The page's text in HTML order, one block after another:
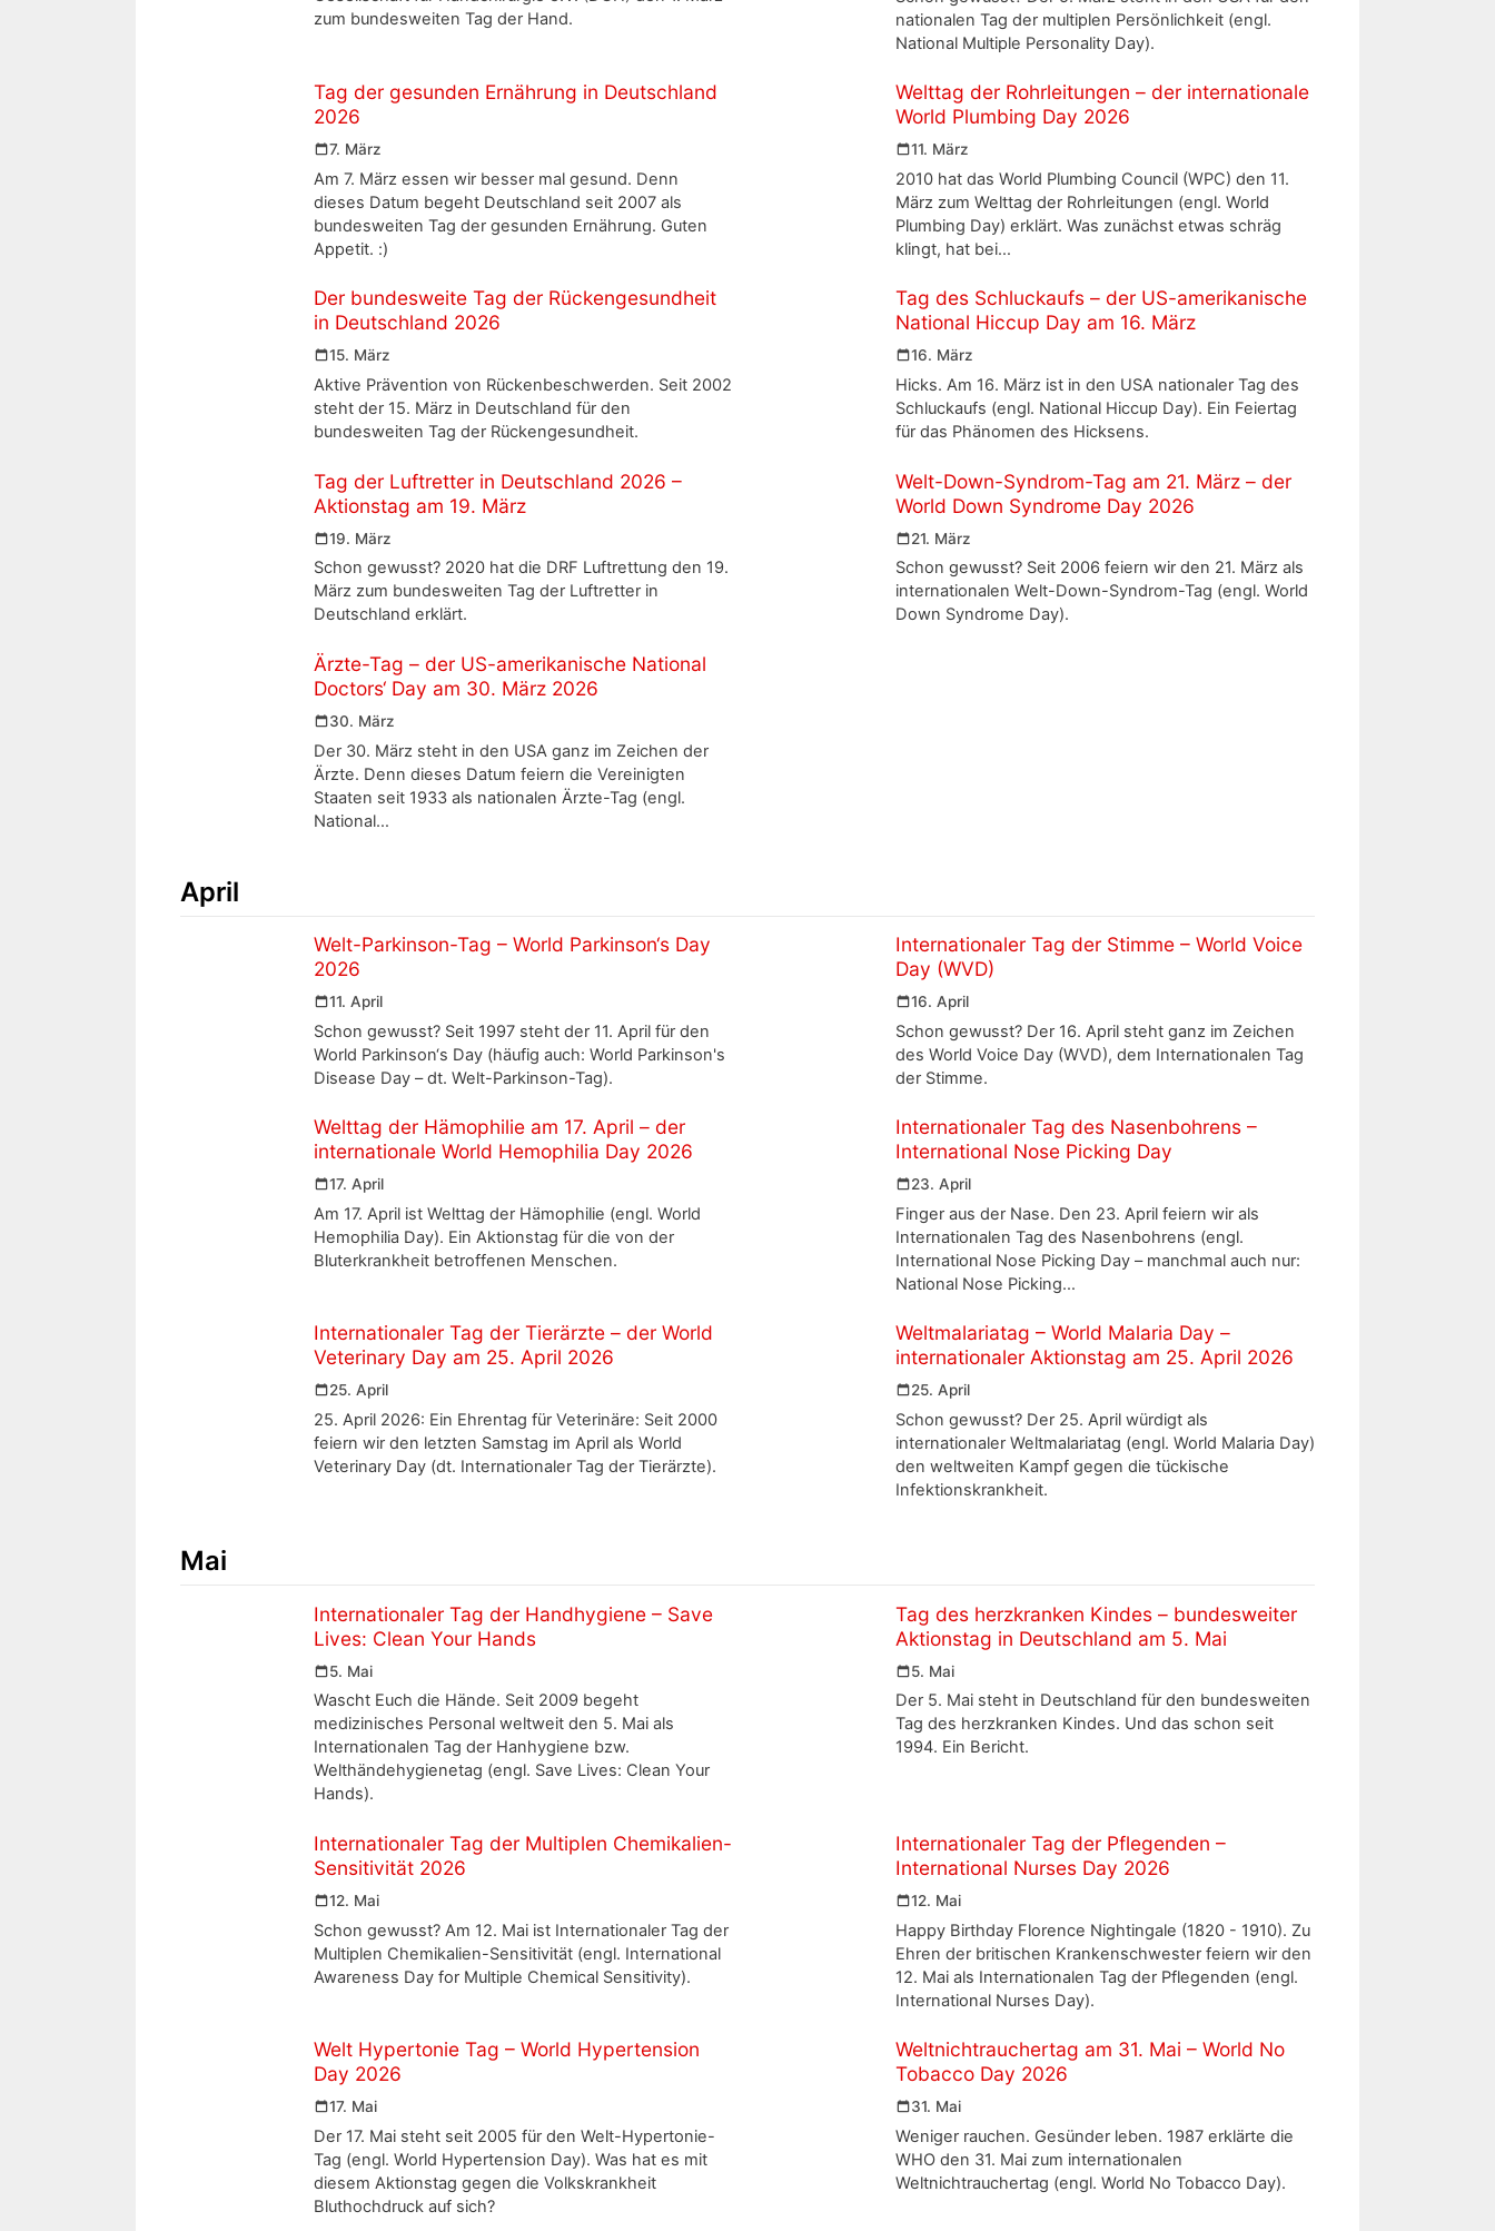
zum bundesweiten Tag der Hand.
nationalen Tag der multiplen Persönlichkeit (engl.
National Multiple Personality Day).
Tag der gesunden Ernährung in Deutschland
2026
7. März
Am 7. März essen wir besser mal gesund. Denn
dieses Datum begeht Deutschland seit 2007 als
bundesweiten Tag der gesunden Ernährung. Guten
Appetit. :)
Welttag der Rohrleitungen – der internationale
World Plumbing Day 2026
11. März
2010 hat das World Plumbing Council (WPC) den 11.
März zum Welttag der Rohrleitungen (engl. World
Plumbing Day) erklärt. Was zunächst etwas schräg
klingt, hat bei…
Der bundesweite Tag der Rückengesundheit
in Deutschland 2026
15. März
Aktive Prävention von Rückenbeschwerden. Seit 2002
steht der 15. März in Deutschland für den
bundesweiten Tag der Rückengesundheit.
Tag des Schluckaufs – der US-amerikanische
National Hiccup Day am 16. März
16. März
Hicks. Am 16. März ist in den USA nationaler Tag des
Schluckaufs (engl. National Hiccup Day). Ein Feiertag
für das Phänomen des Hicksens.
Tag der Luftretter in Deutschland 2026 –
Aktionstag am 19. März
19. März
Schon gewusst? 2020 hat die DRF Luftrettung den 19.
März zum bundesweiten Tag der Luftretter in
Deutschland erklärt.
Welt-Down-Syndrom-Tag am 21. März – der
World Down Syndrome Day 2026
21. März
Schon gewusst? Seit 2006 feiern wir den 21. März als
internationalen Welt-Down-Syndrom-Tag (engl. World
Down Syndrome Day).
Ärzte-Tag – der US-amerikanische National
Doctors‘ Day am 30. März 2026
30. März
Der 30. März steht in den USA ganz im Zeichen der
Ärzte. Denn dieses Datum feiern die Vereinigten
Staaten seit 1933 als nationalen Ärzte-Tag (engl.
National…
April
Welt-Parkinson-Tag – World Parkinson‘s Day
2026
11. April
Schon gewusst? Seit 1997 steht der 11. April für den
World Parkinson‘s Day (häufig auch: World Parkinson's
Disease Day – dt. Welt-Parkinson-Tag).
Internationaler Tag der Stimme – World Voice
Day (WVD)
16. April
Schon gewusst? Der 16. April steht ganz im Zeichen
des World Voice Day (WVD), dem Internationalen Tag
der Stimme.
Welttag der Hämophilie am 17. April – der
internationale World Hemophilia Day 2026
17. April
Am 17. April ist Welttag der Hämophilie (engl. World
Hemophilia Day). Ein Aktionstag für die von der
Bluterkrankheit betroffenen Menschen.
Internationaler Tag des Nasenbohrens –
International Nose Picking Day
23. April
Finger aus der Nase. Den 23. April feiern wir als
Internationalen Tag des Nasenbohrens (engl.
International Nose Picking Day – manchmal auch nur:
National Nose Picking…
Internationaler Tag der Tierärzte – der World
Veterinary Day am 25. April 2026
25. April
25. April 2026: Ein Ehrentag für Veterinäre: Seit 2000
feiern wir den letzten Samstag im April als World
Veterinary Day (dt. Internationaler Tag der Tierärzte).
Weltmalariatag – World Malaria Day –
internationaler Aktionstag am 25. April 2026
25. April
Schon gewusst? Der 25. April würdigt als
internationaler Weltmalariatag (engl. World Malaria Day)
den weltweiten Kampf gegen die tückische
Infektionskrankheit.
Mai
Internationaler Tag der Handhygiene – Save
Lives: Clean Your Hands
5. Mai
Wascht Euch die Hände. Seit 2009 begeht
medizinisches Personal weltweit den 5. Mai als
Internationalen Tag der Hanhygiene bzw.
Welthändehygienetag (engl. Save Lives: Clean Your
Hands).
Tag des herzkranken Kindes – bundesweiter
Aktionstag in Deutschland am 5. Mai
5. Mai
Der 5. Mai steht in Deutschland für den bundesweiten
Tag des herzkranken Kindes. Und das schon seit
1994. Ein Bericht.
Internationaler Tag der Multiplen Chemikalien-
Sensitivität 2026
12. Mai
Schon gewusst? Am 12. Mai ist Internationaler Tag der
Multiplen Chemikalien-Sensitivität (engl. International
Awareness Day for Multiple Chemical Sensitivity).
Internationaler Tag der Pflegenden –
International Nurses Day 2026
12. Mai
Happy Birthday Florence Nightingale (1820 - 1910). Zu
Ehren der britischen Krankenschwester feiern wir den
12. Mai als Internationalen Tag der Pflegenden (engl.
International Nurses Day).
Welt Hypertonie Tag – World Hypertension
Day 2026
17. Mai
Der 17. Mai steht seit 2005 für den Welt-Hypertonie-
Tag (engl. World Hypertension Day). Was hat es mit
diesem Aktionstag gegen die Volkskrankheit
Bluthochdruck auf sich?
Weltnichtrauchertag am 31. Mai – World No
Tobacco Day 2026
31. Mai
Weniger rauchen. Gesünder leben. 1987 erklärte die
WHO den 31. Mai zum internationalen
Weltnichtrauchertag (engl. World No Tobacco Day).